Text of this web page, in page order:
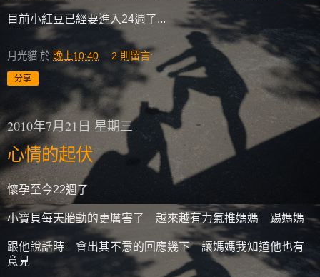
目前小紅豆已經要進入24週了...
月光貓 於 晚上10:40 2 則留言:
分享
2010年7月21日 星期三
心情的起伏
懷孕至今22週了
小寶貝每天胎動的更厲害了 越來越有力氣推媽媽 踢媽媽
跟他說話時 會出其不意的回應幾下 讓媽媽我知道他也有
意見